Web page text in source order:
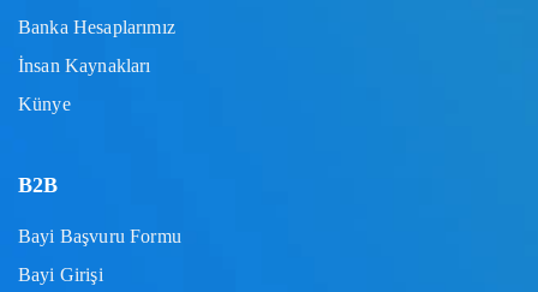
Banka Hesaplarımız
İnsan Kaynakları
Künye
B2B
Bayi Başvuru Formu
Bayi Girişi